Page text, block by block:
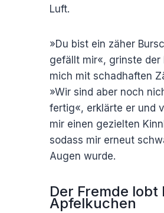
Luft.
»Du bist ein zäher
gefällt mir«, grinste der
mich mit schadhaften
»Wir sind aber noch
fertig«, erklärte er und
mir einen gezielten
sodass mir erneut
Augen wurde.
Der Fremde lobt
Apfelkuchen